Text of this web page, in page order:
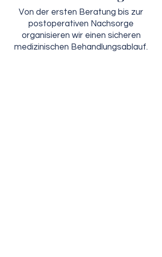
Von der ersten Beratung bis zur
postoperativen Nachsorge
organisieren wir einen sicheren
medizinischen Behandlungsablauf.